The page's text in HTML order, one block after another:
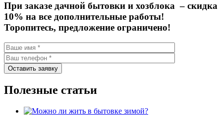
При заказе дачной бытовки и хозблока – скидка
10% на все дополнительные работы!
Торопитесь, предложение ограничено!
Полезные статьи